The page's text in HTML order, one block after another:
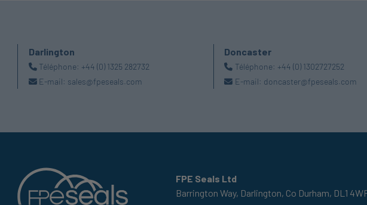
Darlington
Téléphone: +44 (0) 1325 282732
E-mail: sales@fpeseals.com
Doncaster
Téléphone: +44 (0) 1302727252
E-mail: doncaster@fpeseals.com
FPE Seals Ltd
Barrington Way, Darlington, Co Durham, DL1